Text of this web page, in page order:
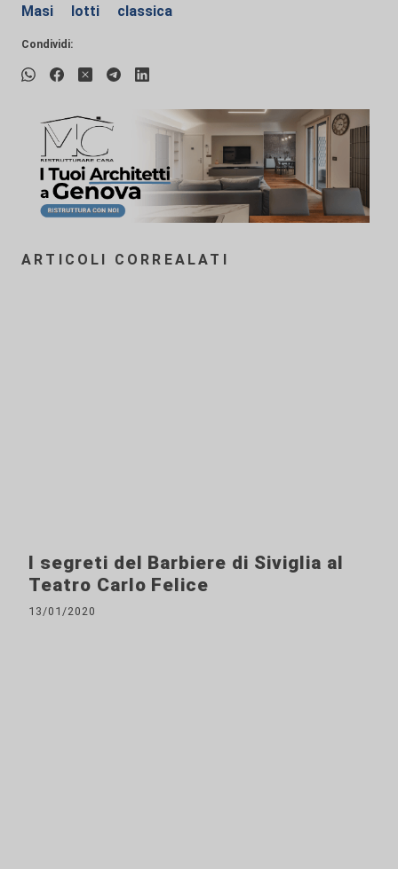
Masi lotti classica
Condividi:
ARTICOLI CORREALATI
I segreti del Barbiere di Siviglia al
Teatro Carlo Felice
13/01/2020